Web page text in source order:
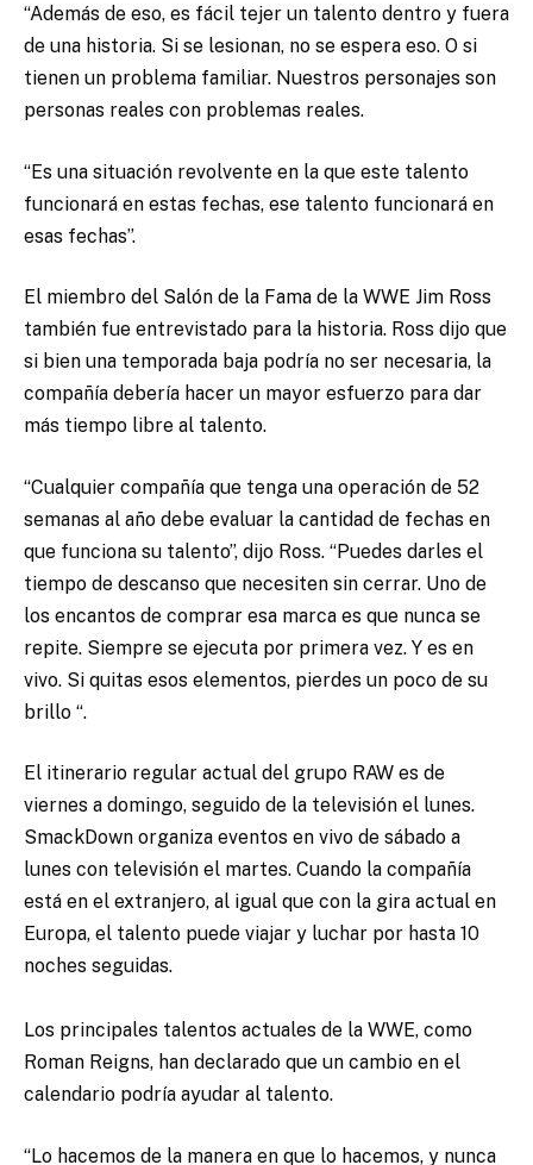
“Además de eso, es fácil tejer un talento dentro y fuera
de una historia. Si se lesionan, no se espera eso. O si
tienen un problema familiar. Nuestros personajes son
personas reales con problemas reales.
“Es una situación revolvente en la que este talento
funcionará en estas fechas, ese talento funcionará en
esas fechas”.
El miembro del Salón de la Fama de la WWE Jim Ross
también fue entrevistado para la historia. Ross dijo que
si bien una temporada baja podría no ser necesaria, la
compañía debería hacer un mayor esfuerzo para dar
más tiempo libre al talento.
“Cualquier compañía que tenga una operación de 52
semanas al año debe evaluar la cantidad de fechas en
que funciona su talento”, dijo Ross. “Puedes darles el
tiempo de descanso que necesiten sin cerrar. Uno de
los encantos de comprar esa marca es que nunca se
repite. Siempre se ejecuta por primera vez. Y es en
vivo. Si quitas esos elementos, pierdes un poco de su
brillo “.
El itinerario regular actual del grupo RAW es de
viernes a domingo, seguido de la televisión el lunes.
SmackDown organiza eventos en vivo de sábado a
lunes con televisión el martes. Cuando la compañía
está en el extranjero, al igual que con la gira actual en
Europa, el talento puede viajar y luchar por hasta 10
noches seguidas.
Los principales talentos actuales de la WWE, como
Roman Reigns, han declarado que un cambio en el
calendario podría ayudar al talento.
“Lo hacemos de la manera en que lo hacemos, y nunca